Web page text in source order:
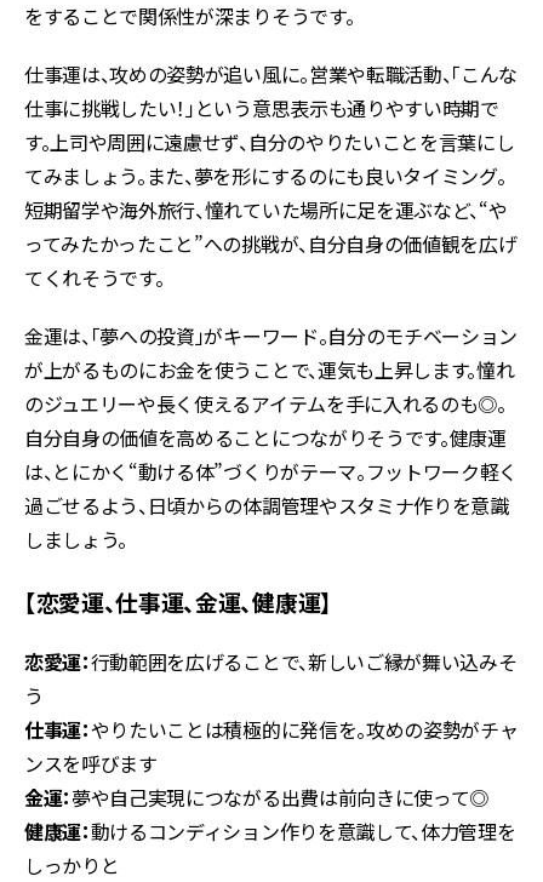
をすることで関係性が深まりそうです。
仕事運は、攻めの姿勢が追い風に。営業や転職活動、「こんな
仕事に挑戦したい！」という意思表示も通りやすい時期で
す。上司や周囲に遠慮せず、自分のやりたいことを言葉にし
てみましょう。また、夢を形にするのにも良いタイミング。
短期留学や海外旅行、憧れていた場所に足を運ぶなど、“や
ってみたかったこと”への挑戦が、自分自身の価値観を広げ
てくれそうです。
金運は、「夢への投資」がキーワード。自分のモチベーション
が上がるものにお金を使うことで、運気も上昇します。憧れ
のジュエリーや長く使えるアイテムを手に入れるのも◎。
自分自身の価値を高めることにつながりそうです。健康運
は、とにかく“動ける体”づくりがテーマ。フットワーク軽く
過ごせるよう、日頃からの体調管理やスタミナ作りを意識
しましょう。
【恋愛運、仕事運、金運、健康運】
恋愛運：行動範囲を広げることで、新しいご縁が舞い込みそ
う
仕事運：やりたいことは積極的に発信を。攻めの姿勢がチャ
ンスを呼びます
金運：夢や自己実現につながる出費は前向きに使って◎
健康運：動けるコンディション作りを意識して、体力管理を
しっかりと